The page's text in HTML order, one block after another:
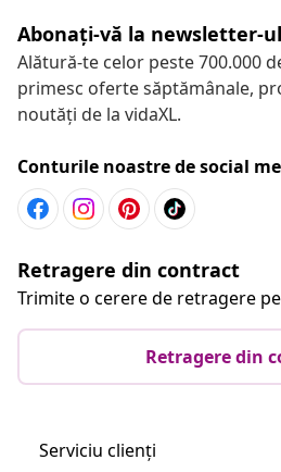
Abonați-vă la newsletter-
Alătură-te celor peste 700.000
primesc oferte săptămânale,
noutăți de la vidaXL.
Conturile noastre de social
Retragere din contract
Trimite o cerere de retragere
Retragere din
Serviciu clienți